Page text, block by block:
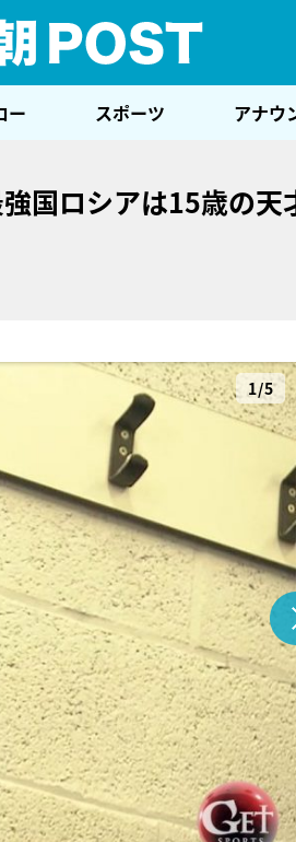
ー スポーツ アナウ
国ロシアは15歳の天
1/5
『アイ＝ラブ！げーみん
E齋藤樹愛羅＆佐々木舞
ビュー